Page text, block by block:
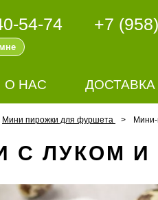
54-74 +7
О НАС
Мини пирожки для фуршета
С ЛУКОМ И